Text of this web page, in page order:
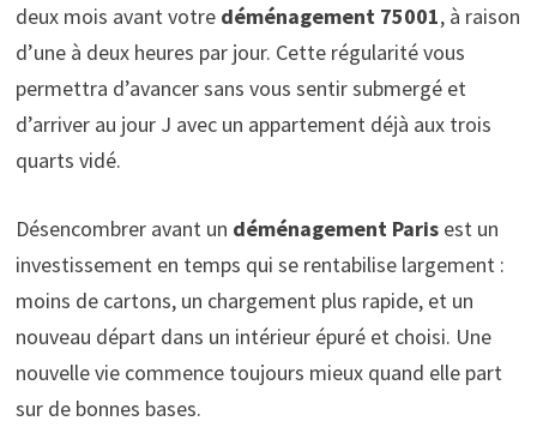
deux mois avant votre déménagement 75001, à raison
d’une à deux heures par jour. Cette régularité vous
permettra d’avancer sans vous sentir submergé et
d’arriver au jour J avec un appartement déjà aux trois
quarts vidé.
Désencombrer avant un déménagement Parisest un
investissement en temps qui se rentabilise largement :
moins de cartons, un chargement plus rapide, et un
nouveau départ dans un intérieur épuré et choisi. Une
nouvelle vie commence toujours mieux quand elle part
sur de bonnes bases.